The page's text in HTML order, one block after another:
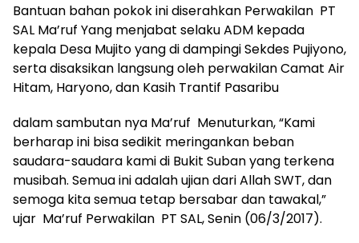
Bantuan bahan pokok ini diserahkan Perwakilan PT
SAL Ma’ruf Yang menjabat selaku ADM kepada
kepala Desa Mujito yang di dampingi Sekdes Pujiyono,
serta disaksikan langsung oleh perwakilan Camat Air
Hitam, Haryono, dan Kasih Trantif Pasaribu
dalam sambutan nya Ma’ruf Menuturkan, “Kami
berharap ini bisa sedikit meringankan beban
saudara-saudara kami di Bukit Suban yang terkena
musibah. Semua ini adalah ujian dari Allah SWT, dan
semoga kita semua tetap bersabar dan tawakal,”
ujar Ma’ruf Perwakilan PT SAL, Senin (06/3/2017).